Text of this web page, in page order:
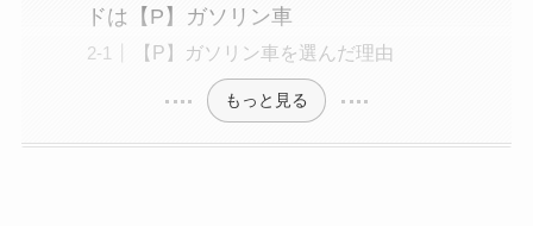
ドは【P】ガソリン車
【P】ガソリン車を選んだ理由
もっと見る